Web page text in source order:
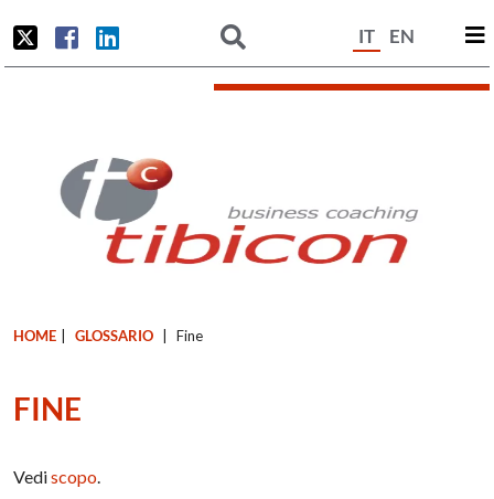
IT EN
HOME GLOSSARIO Fine
FINE
Vediscopo.